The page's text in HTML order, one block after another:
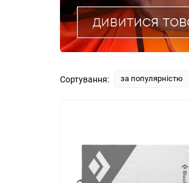
Сортування: за популярністю